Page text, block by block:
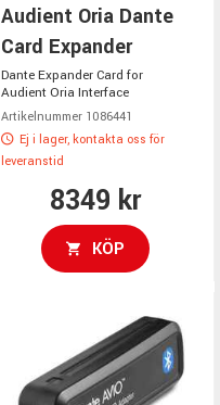
Audient Oria Dante
Card Expander
Dante Expander Card for
Audient Oria Interface
Artikelnummer 1086441
Ej i lager, kontakta oss för
leveranstid
8349 kr
KÖP